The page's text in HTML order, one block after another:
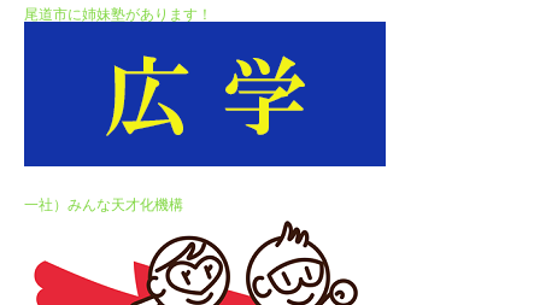
尾道市に姉妹塾があります！
一社）みんな天才化機構